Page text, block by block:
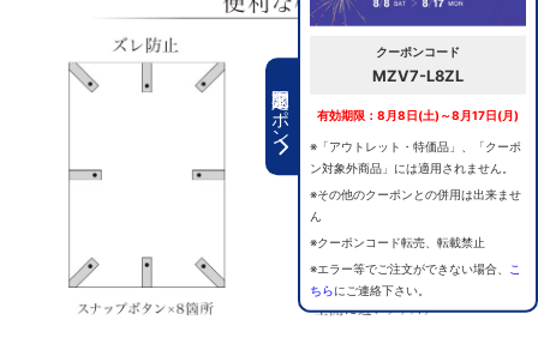
期間限定クーポン
クーポンコード
MZV7-L8ZL
有効期限：8月8日(土)～8月17日(月)
※「アウトレット・特価品」、「クーポ
ン対象外商品」には適用されません。
※その他のクーポンとの併用は出来ませ
ん
※クーポンコード転売、転載禁止
※エラー等でご注文ができない場合、
こ
ちらにご連絡下さい。